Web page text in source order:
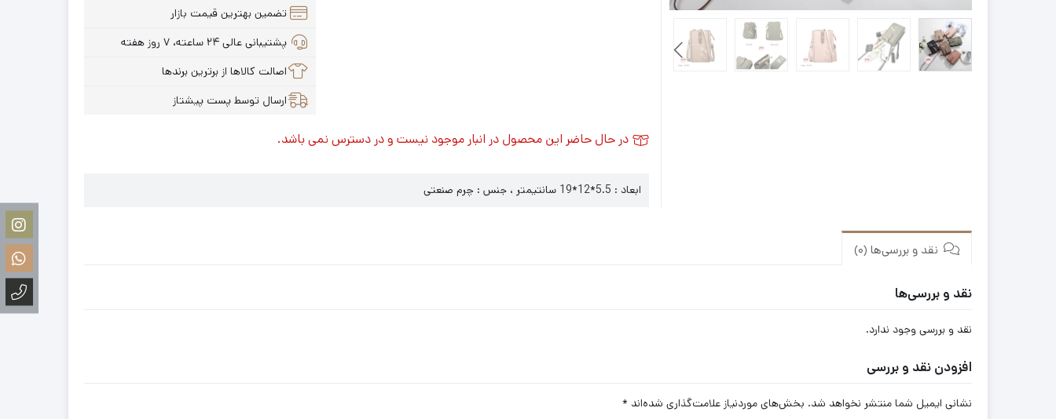
تضمین بهترین قیمت بازار
پشتیبانی عالی ۲۴ ساعته، ۷ روز هفته
اصالت کالاها از برترین برندها
ارسال توسط پست پیشتاز
در حال حاضر این محصول در انبار موجود نیست و در دسترس نمی باشد.
ابعاد : 5.5*12*19 سانتیمتر ، جنس : چرم صنعتی
نقد و بررسی‌ها (0)
نقد و بررسی‌ها
نقد و بررسی وجود ندارد.
افزودن نقد و بررسی
نشانی ایمیل شما منتشر نخواهد شد. بخش‌های موردنیاز علامت‌گذاری شده‌اند *